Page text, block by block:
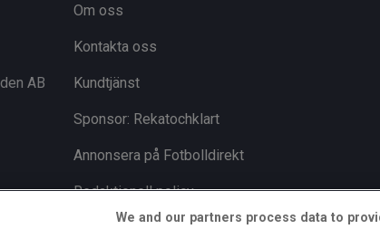
AB
Om oss
Kontakta oss
Kundtjänst
Sponsor: Rekatochklart
Annonsera på Fotbolldirekt
Redaktionell policy
We and our partners process data to